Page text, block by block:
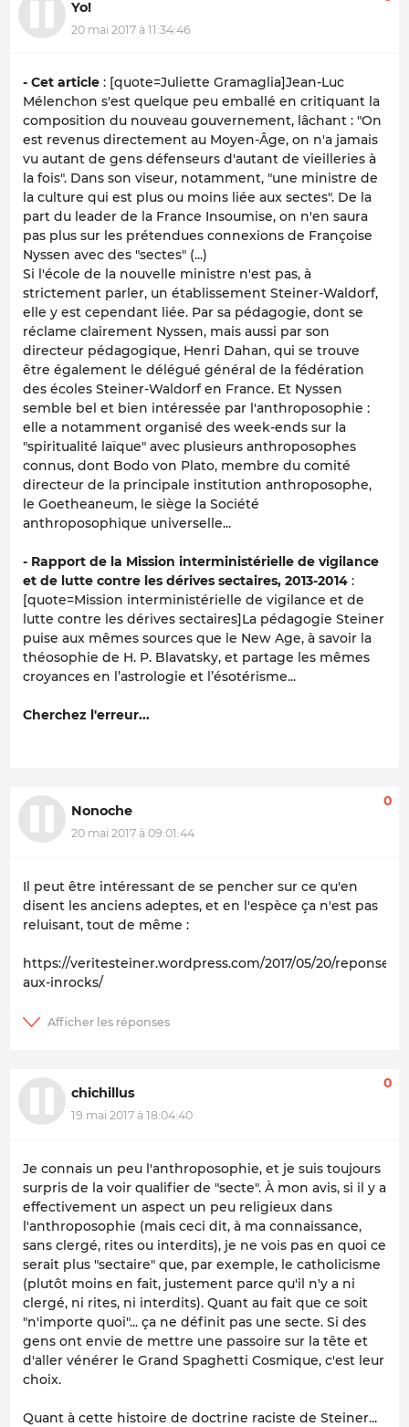
Yo!
20 mai 2017 à 11:34:46
- Cet article : [quote=Juliette Gramaglia]Jean-Luc
Mélenchon s'est quelque peu emballé en critiquant la
composition du nouveau gouvernement, lâchant : "On
est revenus directement au Moyen-Âge, on n'a jamais
vu autant de gens défenseurs d'autant de vieilleries à
la fois". Dans son viseur, notamment, "une ministre de
la culture qui est plus ou moins liée aux sectes". De la
part du leader de la France Insoumise, on n'en saura
pas plus sur les prétendues connexions de Françoise
Nyssen avec des "sectes" (...)
Si l'école de la nouvelle ministre n'est pas, à
strictement parler, un établissement Steiner-Waldorf,
elle y est cependant liée. Par sa pédagogie, dont se
réclame clairement Nyssen, mais aussi par son
directeur pédagogique, Henri Dahan, qui se trouve
être également le délégué général de la fédération
des écoles Steiner-Waldorf en France. Et Nyssen
semble bel et bien intéressée par l'anthroposophie :
elle a notamment organisé des week-ends sur la
"spiritualité laïque" avec plusieurs anthroposophes
connus, dont Bodo von Plato, membre du comité
directeur de la principale institution anthroposophe,
le Goetheaneum, le siège la Société
anthroposophique universelle...
- Rapport de la Mission interministérielle de vigilance
et de lutte contre les dérives sectaires, 2013-2014 :
[quote=Mission interministérielle de vigilance et de
lutte contre les dérives sectaires]La pédagogie Steiner
puise aux mêmes sources que le New Age, à savoir la
théosophie de H. P. Blavatsky, et partage les mêmes
croyances en l’astrologie et l’ésotérisme...
Cherchez l'erreur...
Nonoche
20 mai 2017 à 09:01:44
0
Il peut être intéressant de se pencher sur ce qu'en
disent les anciens adeptes, et en l'espèce ça n'est pas
reluisant, tout de même :
https://veritesteiner.wordpress.com/2017/05/20/reponse-
aux-inrocks/
chichillus
19 mai 2017 à 18:04:40
0
Je connais un peu l'anthroposophie, et je suis toujours
surpris de la voir qualifier de "secte". À mon avis, si il y a
effectivement un aspect un peu religieux dans
l'anthroposophie (mais ceci dit, à ma connaissance,
sans clergé, rites ou interdits), je ne vois pas en quoi ce
serait plus "sectaire" que, par exemple, le catholicisme
(plutôt moins en fait, justement parce qu'il n'y a ni
clergé, ni rites, ni interdits). Quant au fait que ce soit
"n'importe quoi"... ça ne définit pas une secte. Si des
gens ont envie de mettre une passoire sur la tête et
d'aller vénérer le Grand Spaghetti Cosmique, c'est leur
choix.
Quant à cette histoire de doctrine raciste de Steiner...